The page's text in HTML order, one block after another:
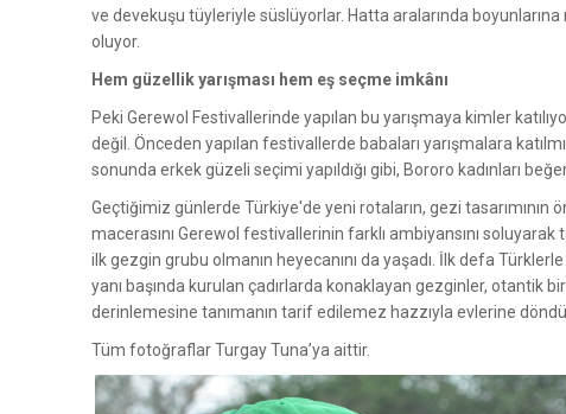
ve devekuşu tüyleriyle süslüyorlar. Hatta aralarında
oluyor.
Hem güzellik yarışması hem eş seçme imkânı
Peki Gerewol Festivallerinde yapılan bu yarışmaya kimler
değil. Önceden yapılan festivallerde babaları yarışmalara
sonunda erkek güzeli seçimi yapıldığı gibi, Bororo kadınları
Geçtiğimiz günlerde Türkiye'de yeni rotaların, gezi tasarımının
macerasını Gerewol festivallerinin farklı ambiyansını
ilk gezgin grubu olmanın heyecanını da yaşadı. İlk defa
yanı başında kurulan çadırlarda konaklayan gezginler,
derinlemesine tanımanın tarif edilemez hazzıyla evlerine döndü.
Tüm fotoğraflar Turgay Tuna’ya aittir.